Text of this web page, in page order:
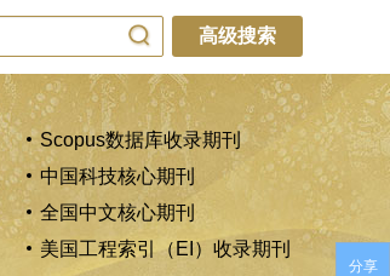
高级搜索
Scopus数据库收录期刊
中国科技核心期刊
全国中文核心期刊
美国工程索引（EI）收录期刊
分享